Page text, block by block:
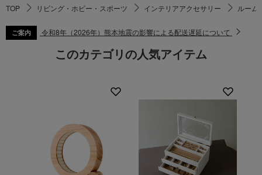
TOP リビング・ホビー・スポーツ インテリアアクセサリー ルーム
ご案内 令和8年（2026年）熊本地震の影響による配送遅延について
このカテゴリの人気アイテム